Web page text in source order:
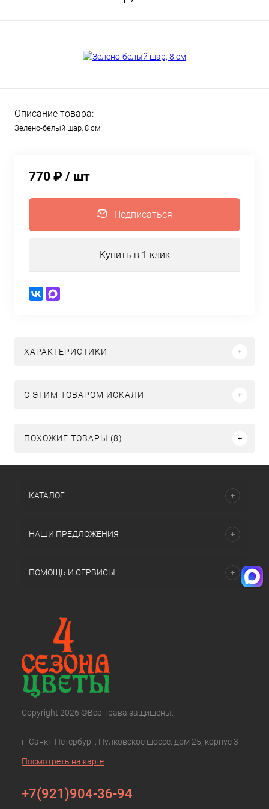
Описание товара:
Зелено-белый шар, 8 см
770 ₽ / шт
Подписаться
Купить в 1 клик
ХАРАКТЕРИСТИКИ
C ЭТИМ ТОВАРОМ ИСКАЛИ
ПОХОЖИЕ ТОВАРЫ (8)
КАТАЛОГ
НАШИ ПРЕДЛОЖЕНИЯ
ПОМОЩЬ И СЕРВИСЫ
Copyright 2026 ©Все права защищены.
г. Санкт-Петербург, Пулковское шоссе, дом 25, корпус 3
Посмотреть на карте
+7(921)904-36-94